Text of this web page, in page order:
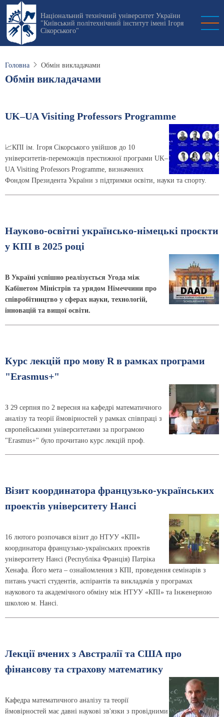
Перейти
основного
вмісту
Національний технічний університет України
"Київський політехнічний інститут імені Ігоря
Сікорського"
Головна Обмін викладачами
Обмін викладачами
UK–UA Visiting Professors Programme
📈КПІ ім. Ігоря Сікорського увійшов до 10
університетів-переможців престижної програми UK–
UA Visiting Professors Programme, визначених
Фондом Президента України з підтримки освіти, науки та спорту.
Науково-освітні українсько-німецькі проєкти
у КПІ в 2025 році
В Україні успішно реалізується Угода між
Кабінетом Міністрів та урядом Німеччини про
співробітництво у сферах науки, технологій,
інновацій та вищої освіти.
Курс лекцій про мову R в рамках програми
"Erasmus+"
З 29 серпня по 2 вересня на кафедрі математичного
аналізу та теорії ймовірностей у рамках співпраці з
європейськими університетами за програмою
"Erasmus+" було прочитано курс лекцій проф.
Візит координатора французько-українських
проектів університету Нансі
16 лютого розпочався візит до НТУУ «КПІ»
координатора французько-українських проектів
університету Нансі (Республіка Франція) Патріка
Хенафа. Його мета – ознайомлення з КПІ, проведення семінарів з
питань участі студентів, аспірантів та викладачів у програмах
наукового та академічного обміну між НТУУ «КПІ» та Інженерною
школою м. Нансі.
Лекції вчених з Австралії та США про
фінансову та страхову математику
Кафедра математичного аналізу та теорії
ймовірностей має давні наукові зв'язки з провідними